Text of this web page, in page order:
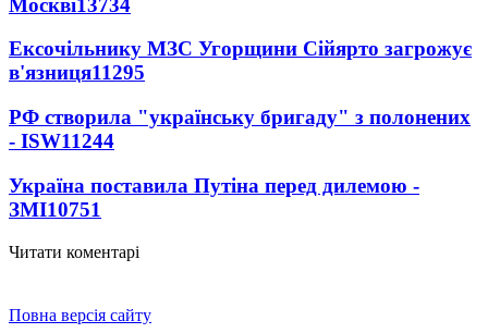
Ексочільнику МЗС Угорщини Сійярто загрожує
в'язниця11295
РФ створила "українську бригаду" з полонених
- ISW11244
Україна поставила Путіна перед дилемою -
ЗМІ10751
Читати коментарі
Повна версія сайту